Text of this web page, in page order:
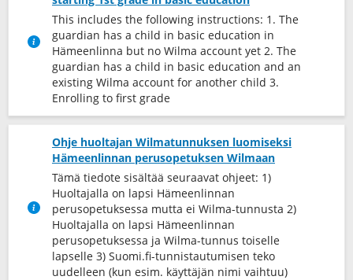
This includes the following instructions: 1. The
guardian has a child in basic education in
Hämeenlinna but no Wilma account yet 2. The
guardian has a child in basic education and an
existing Wilma account for another child 3.
Enrolling to first grade
Ohje huoltajan Wilmatunnuksen luomiseksi
Hämeenlinnan perusopetuksen Wilmaan
Tämä tiedote sisältää seuraavat ohjeet: 1)
Huoltajalla on lapsi Hämeenlinnan
perusopetuksessa mutta ei Wilma-tunnusta 2)
Huoltajalla on lapsi Hämeenlinnan
perusopetuksessa ja Wilma-tunnus toiselle
lapselle 3) Suomi.fi-tunnistautumisen teko
uudelleen (kun esim. käyttäjän nimi vaihtuu)